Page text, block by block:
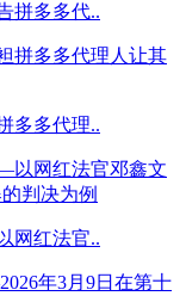
拼多多代..
多多代理..
网红法官..